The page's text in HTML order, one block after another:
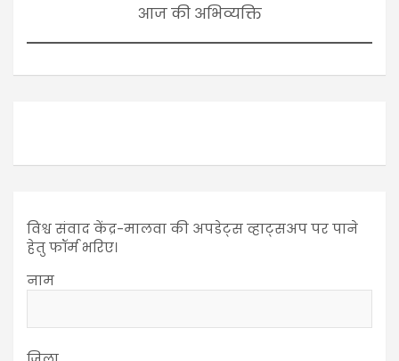
आज की अभिव्यक्ति
विश्व संवाद केंद्र-मालवा की अपडेट्स व्हाट्सअप पर पाने
हेतु फॉर्म भरिए।
नाम